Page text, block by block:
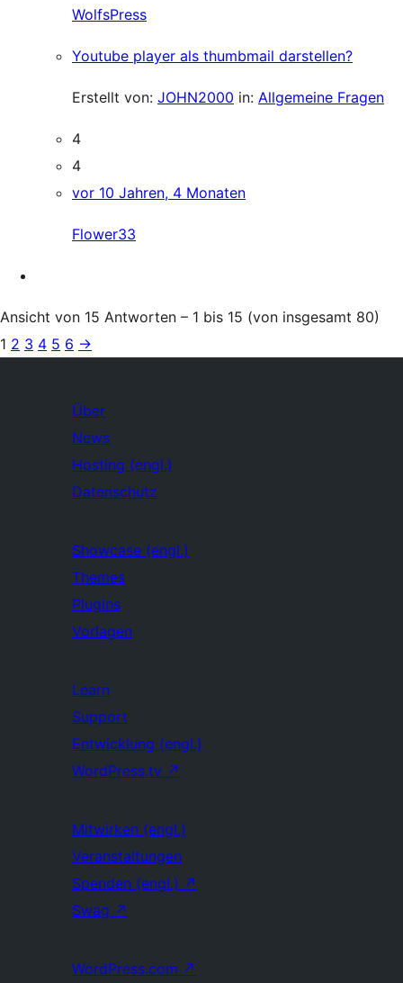
WolfsPress
Youtube player als thumbmail darstellen?
Erstellt von: JOHN2000 in: Allgemeine Fragen
4
4
vor 10 Jahren, 4 Monaten
Flower33
Ansicht von 15 Antworten – 1 bis 15 (von insgesamt 80)
1 2 3 4 5 6 →
Über
News
Hosting (engl.)
Datenschutz
Showcase (engl.)
Themes
Plugins
Vorlagen
Learn
Support
Entwicklung (engl.)
WordPress.tv ↗
Mitwirken (engl.)
Veranstaltungen
Spenden (engl.) ↗
Swag ↗
WordPress.com ↗